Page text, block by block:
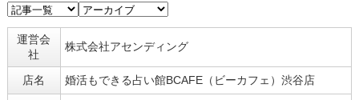
運営会
社
株式会社アセンディング
店名 婚活もできる占い館BCAFE（ビーカフェ）渋谷店